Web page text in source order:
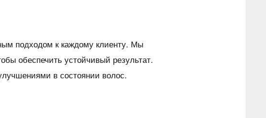
подходом к каждому клиенту. Мы
обеспечить устойчивый результат.
в состоянии волос.